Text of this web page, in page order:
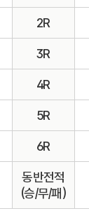
2R
3R
4R
5R
6R
동반전적
(승/무/패)